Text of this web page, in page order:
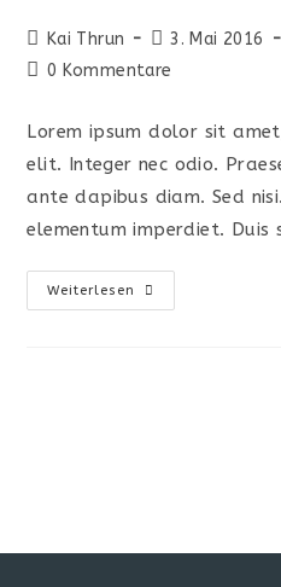
Beitrags-
Autor:
Kai Thrun
Beitrag
veröffentlicht:
3. Mai 2016
Beitrags-
0 Kommentare
Lorem ipsum dolor sit
elit. Integer nec odio.
ante dapibus diam. Sed
elementum imperdiet. Duis
Weiterlesen
Torquent
Per